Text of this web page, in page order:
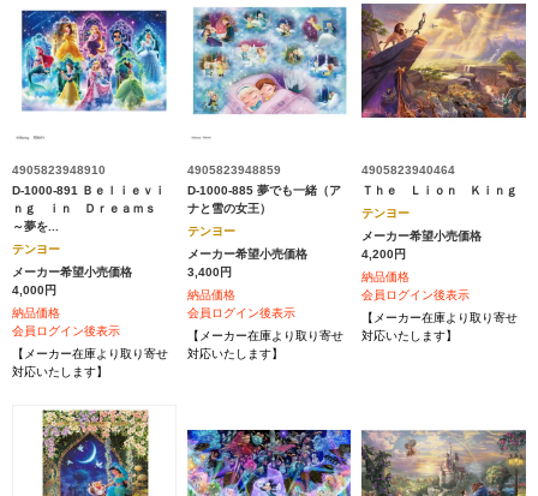
4905823948910
D-1000-891 Ｂｅｌｉｅｖｉ
ｎｇ ｉｎ Ｄｒｅａｍｓ
～夢を...
テンヨー
メーカー希望小売価格
4,000円
納品価格
会員ログイン後表示
【メーカー在庫より取り寄せ
対応いたします】
4905823948859
D-1000-885 夢でも一緒（ア
ナと雪の女王）
テンヨー
メーカー希望小売価格
3,400円
納品価格
会員ログイン後表示
【メーカー在庫より取り寄せ
対応いたします】
4905823940464
Ｔｈｅ Ｌｉｏｎ Ｋｉｎｇ
テンヨー
メーカー希望小売価格
4,200円
納品価格
会員ログイン後表示
【メーカー在庫より取り寄せ
対応いたします】